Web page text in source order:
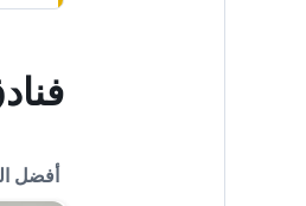
أفضل